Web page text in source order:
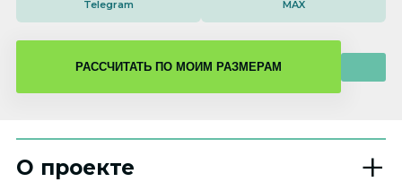
Telegram MAX
О проекте